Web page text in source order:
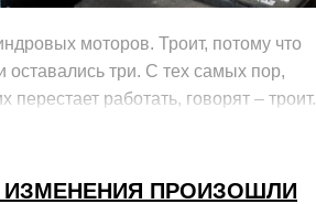
моторов. Троит, потому что
оставались три. С тех самых пор,
работать, говорят – троит.
ИЗМЕНЕНИЯ ПРОИЗОШЛИ